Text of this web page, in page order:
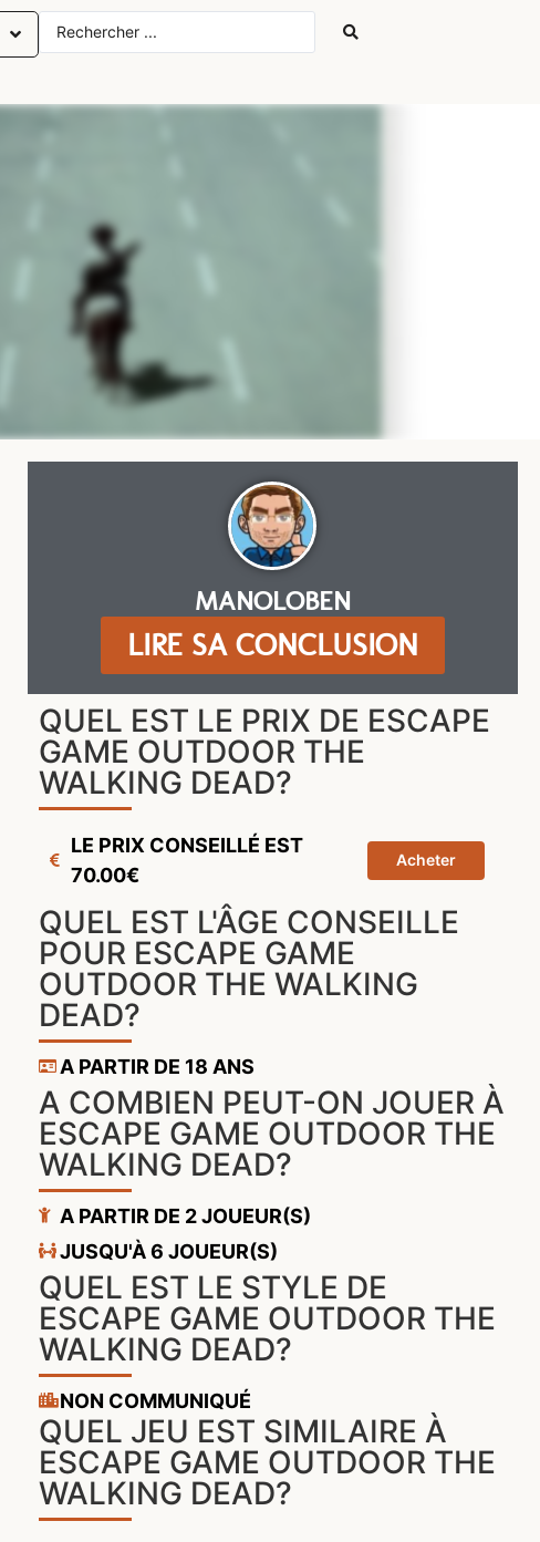
MANOLOBEN
LIRE SA CONCLUSION
QUEL EST LE PRIX DE ESCAPE
GAME OUTDOOR THE
WALKING DEAD?
LE PRIX CONSEILLÉ EST
70.00€
Acheter
QUEL EST L'ÂGE CONSEILLE
POUR ESCAPE GAME
OUTDOOR THE WALKING
DEAD?
A PARTIR DE 18 ANS
A COMBIEN PEUT-ON JOUER À
ESCAPE GAME OUTDOOR THE
WALKING DEAD?
A PARTIR DE 2 JOUEUR(S)
JUSQU'À 6 JOUEUR(S)
QUEL EST LE STYLE DE
ESCAPE GAME OUTDOOR THE
WALKING DEAD?
NON COMMUNIQUÉ
QUEL JEU EST SIMILAIRE À
ESCAPE GAME OUTDOOR THE
WALKING DEAD?